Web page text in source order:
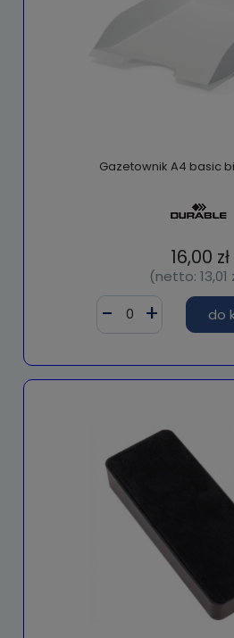
Gazetownik A4 basic
16,00 zł
(netto: 13,01
do